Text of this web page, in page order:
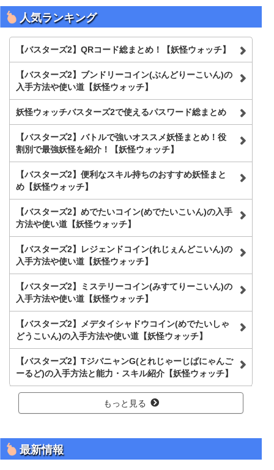
を
検
索
人気ランキング
【バスターズ2】QRコード総まとめ！【妖怪ウォッチ】
【バスターズ2】ブンドリーコイン(ぶんどりーこいん)の
入手方法や使い道【妖怪ウォッチ】
妖怪ウォッチバスターズ2で使えるパスワード総まとめ
【バスターズ2】バトルで強いオススメ妖怪まとめ！役
割別で最強妖怪を紹介！【妖怪ウォッチ】
【バスターズ2】便利なスキル持ちのおすすめ妖怪まと
め【妖怪ウォッチ】
【バスターズ2】めでたいコイン(めでたいこいん)の入手
方法や使い道【妖怪ウォッチ】
【バスターズ2】レジェンドコイン(れじぇんどこいん)の
入手方法や使い道【妖怪ウォッチ】
【バスターズ2】ミステリーコイン(みすてりーこいん)の
入手方法や使い道【妖怪ウォッチ】
【バスターズ2】メデタイシャドウコイン(めでたいしゃ
どうこいん)の入手方法や使い道【妖怪ウォッチ】
【バスターズ2】TジバニャンG(とれじゃーじばにゃんご
ーるど)の入手方法と能力・スキル紹介【妖怪ウォッチ】
もっと見る
最新情報